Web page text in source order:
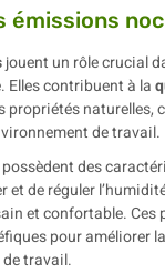
émissions
jouent un rôle crucial
Elles contribuent à la
propriétés naturelles,
de travail.
des
et de réguler
et confortable. Ces
pour améliorer la
travail.